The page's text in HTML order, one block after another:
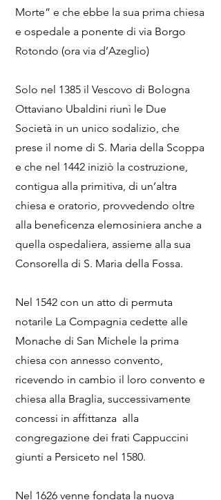
Morte” e che ebbe la sua prima chiesa
e ospedale a ponente di via Borgo
Rotondo (ora via d’Azeglio)
Solo nel 1385 il Vescovo di Bologna
Ottaviano Ubaldini riunì le Due
Società in un unico sodalizio, che
prese il nome di S. Maria della Scoppa
e che nel 1442 iniziò la costruzione,
contigua alla primitiva, di un’altra
chiesa e oratorio, provvedendo oltre
alla beneficenza elemosiniera anche a
quella ospedaliera, assieme alla sua
Consorella di S. Maria della Fossa.
Nel 1542 con un atto di permuta
notarile La Compagnia cedette alle
Monache di San Michele la prima
chiesa con annesso convento,
ricevendo in cambio il loro convento e
chiesa alla Braglia, successivamente
concessi in affittanza alla
congregazione dei frati Cappuccini
giunti a Persiceto nel 1580.
Nel 1626 venne fondata la nuova